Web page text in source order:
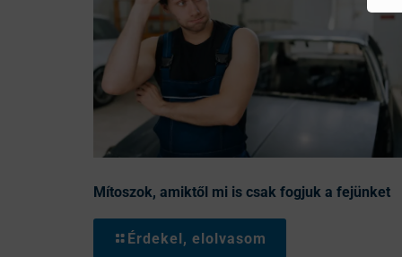
Mítoszok, amiktől mi is csak fogjuk a fejünket
Érdekel, elolvasom